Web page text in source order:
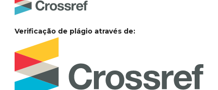
Verificação de plágio através de: